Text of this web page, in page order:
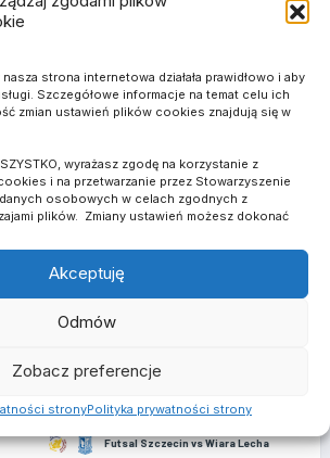
strona internetowa działała prawidłowo i aby
Szczegółowe informacje na temat celu ich
zmian ustawień plików cookies znajdują się w
wyrażasz zgodę na korzystanie z
i na przetwarzanie przez Stowarzyszenie
danych osobowych w celach zgodnych z
plików. Zmiany ustawień możesz dokonać
Akceptuję
Odmów
Zobacz preferencje
stronyPolityka prywatności strony
6 grudnia 2025
3 - 7
11
18 stycznia 2026
2 - 5
12
31 stycznia 2026
Futsal Szczecin vs Wiara Lecha